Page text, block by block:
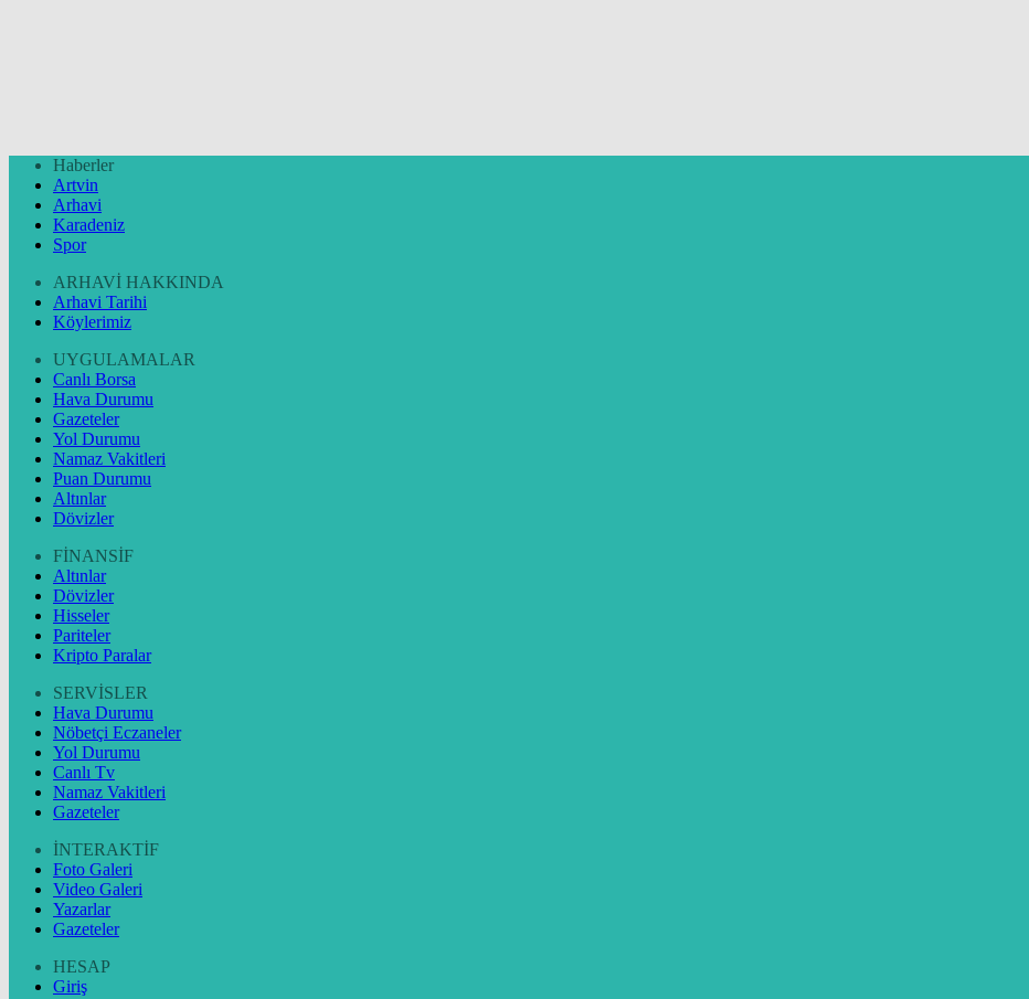
Haberler
Artvin
Arhavi
Karadeniz
Spor
ARHAVİ HAKKINDA
Arhavi Tarihi
Köylerimiz
UYGULAMALAR
Canlı Borsa
Hava Durumu
Gazeteler
Yol Durumu
Namaz Vakitleri
Puan Durumu
Altınlar
Dövizler
FİNANSİF
Altınlar
Dövizler
Hisseler
Pariteler
Kripto Paralar
SERVİSLER
Hava Durumu
Nöbetçi Eczaneler
Yol Durumu
Canlı Tv
Namaz Vakitleri
Gazeteler
İNTERAKTİF
Foto Galeri
Video Galeri
Yazarlar
Gazeteler
HESAP
Giriş